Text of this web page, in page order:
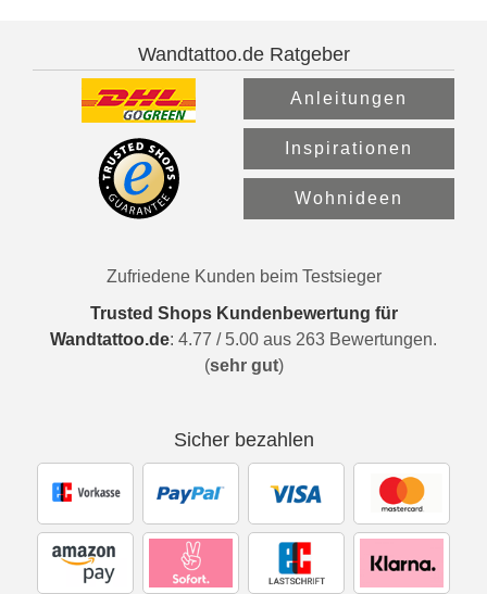
Wandtattoo.de Ratgeber
Anleitungen
Inspirationen
Wohnideen
Zufriedene Kunden beim Testsieger
Trusted Shops Kundenbewertung für
Wandtattoo.de: 4.77 / 5.00 aus 263 Bewertungen.
(sehr gut)
Sicher bezahlen